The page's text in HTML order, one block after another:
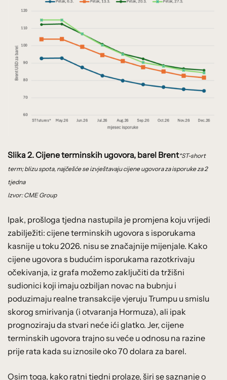
Slika 2. Cijene terminskih ugovora, barel Brent*ST-short
term; blizu spota, najčešće se izvještavaju cijene ugovora za isporuke za 2
tjedna
Izvor: CME Group
Ipak, prošloga tjedna nastupila je promjena koju vrijedi
zabilježiti: cijene terminskih ugovora s isporukama
kasnije u toku 2026. nisu se značajnije mijenjale. Kako
cijene ugovora s budućim isporukama razotkrivaju
očekivanja, iz grafa možemo zaključiti da tržišni
sudionici koji imaju ozbiljan novac na bubnju i
poduzimaju realne transakcije vjeruju Trumpu u smislu
skorog smirivanja (i otvaranja Hormuza), ali ipak
prognoziraju da stvari neće ići glatko. Jer, cijene
terminskih ugovora trajno su veće u odnosu na razine
prije rata kada su iznosile oko 70 dolara za barel.
Osim toga, kako ratni tjedni prolaze, širi se saznanje o